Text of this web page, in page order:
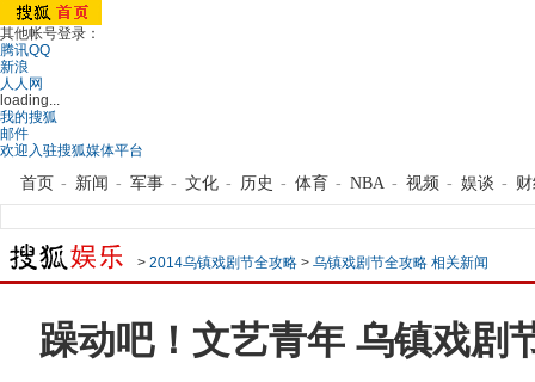
其他帐号登录：
腾讯QQ
新浪
人人网
loading...
我的搜狐
邮件
欢迎入驻搜狐媒体平台
首页 - 新闻 - 军事 - 文化 - 历史 - 体育 - NBA - 视频 - 娱谈 -
> 2014乌镇戏剧节全攻略 > 乌镇戏剧节全攻略 相关新闻
躁动吧！文艺青年 乌镇戏剧